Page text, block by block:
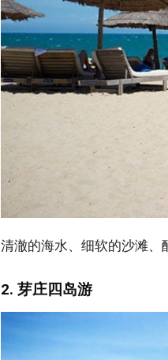
清澈的海水、细软的沙滩、
2. 芽庄四岛游